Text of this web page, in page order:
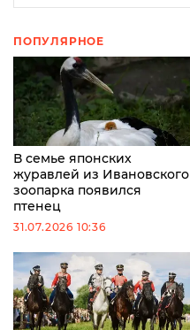
ПОПУЛЯРНОЕ
В семье японских
журавлей из Ивановского
зоопарка появился
птенец
31.07.2026 10:36